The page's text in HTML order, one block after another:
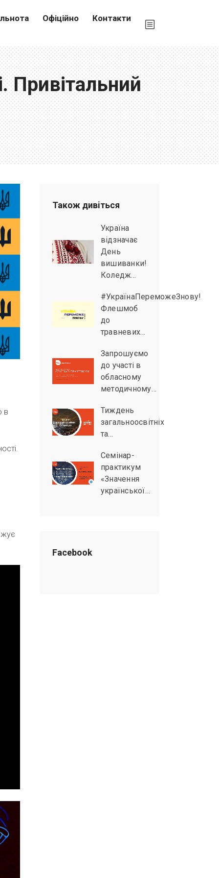
Офіційно Контакти
Привітальний
в
Також дивiться
Україна
відзначає
День
вишиванки!
Коледж…
#УкраїнаПереможеЗнову!
Флешмоб
до
травневих…
Запрошуємо
до участі в
обласному
методичному…
Тиждень
загальноосвітніх
та…
Семінар-
практикум
«Значення
української…
Facebook